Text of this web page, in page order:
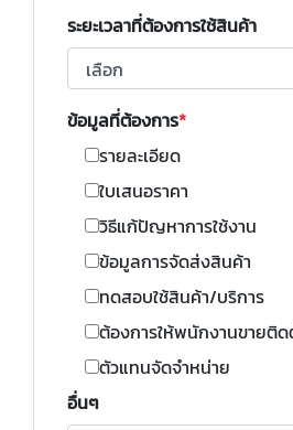
ระยะเวลาที่ต้องการใช้สินค้า
ข้อมูลที่ต้องการ
รายละเอียด
ใบเสนอราคา
วิธีแก้ปัญหาการใช้งาน
ข้อมูลการจัดส่งสินค้า
ทดสอบใช้สินค้า/บริการ
ต้องการให้พนักงานขายติ
ตัวแทนจัดจำหน่าย
อื่นๆ